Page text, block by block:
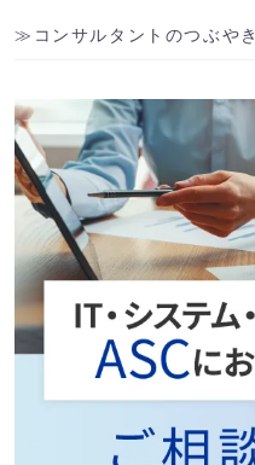
コンサルタントのつぶやき